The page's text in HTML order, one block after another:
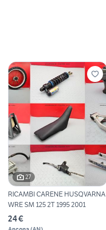
27
RICAMBI CARENE HUSQVARNA
WRE SM 125 2T 1995 2001
24 €